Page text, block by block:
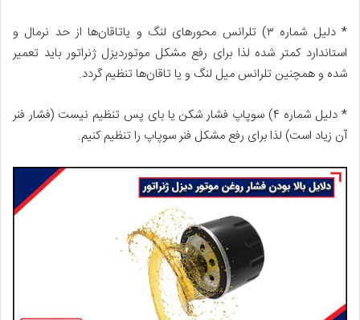
* دلیل شماره ۳) تلرانس محور‌های لنگ و یاتاقان‌ها از حد نرمال و
استاندارد کمتر شده لذا برای رفع مشکل موتوردیزل ژنراتور باید تعمیر
شده و همچنین تلرانس میل لنگ و یا تاقان‌ها تنظیم گردد.
* دلیل شماره ۴) سوپاپ فشار شکن یا بای پس تنظیم نیست (فشار فنر
آن زیاد است) لذا برای رفع مشکل فنر سوپاپ را تنظیم کنیم.